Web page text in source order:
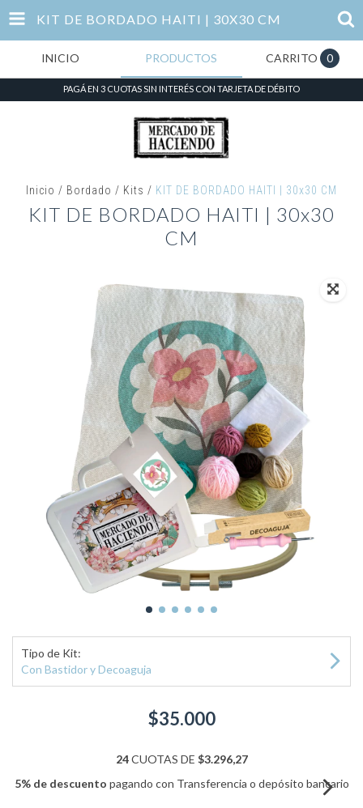
KIT DE BORDADO HAITI | 30X30 CM
INICIO PRODUCTOS CARRITO 0
PAGÁ EN 3 CUOTAS SIN INTERÉS CON TARJETA DE DÉBITO
Inicio / Bordado / Kits / KIT DE BORDADO HAITI | 30x30 CM
KIT DE BORDADO HAITI | 30x30
CM
Tipo de Kit:
Con Bastidor y Decoaguja
$35.000
24CUOTAS DE $3.296,27
5% de descuento pagando con Transferencia o depósito bancario